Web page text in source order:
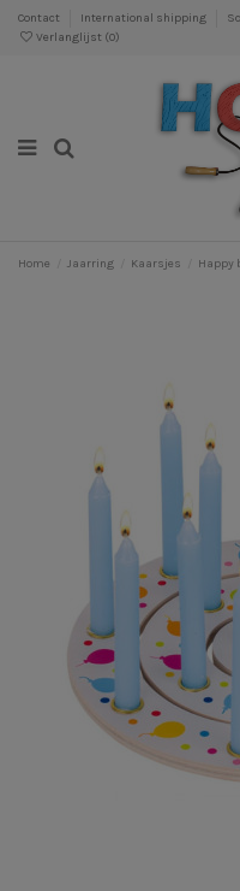
Contact International shipping
Verlanglijst (0)
Home Jaarring Kaarsjes Happy